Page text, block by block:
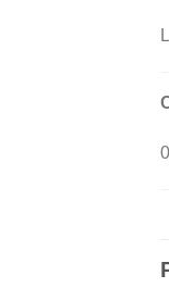
L